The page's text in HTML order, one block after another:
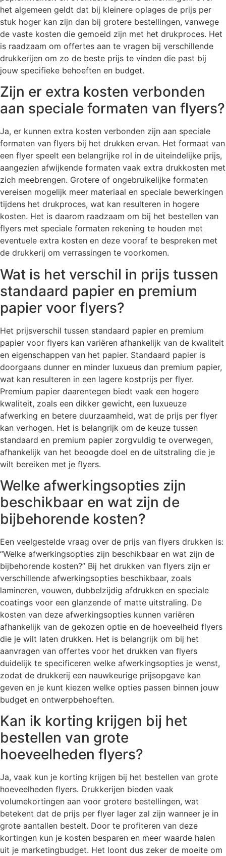
het algemeen geldt dat bij kleinere oplages de prijs per
stuk hoger kan zijn dan bij grotere bestellingen, vanwege
de vaste kosten die gemoeid zijn met het drukproces. Het
is raadzaam om offertes aan te vragen bij verschillende
drukkerijen om zo de beste prijs te vinden die past bij
jouw specifieke behoeften en budget.
Zijn er extra kosten verbonden
aan speciale formaten van flyers?
Ja, er kunnen extra kosten verbonden zijn aan speciale
formaten van flyers bij het drukken ervan. Het formaat van
een flyer speelt een belangrijke rol in de uiteindelijke prijs,
aangezien afwijkende formaten vaak extra drukkosten met
zich meebrengen. Grotere of ongebruikelijke formaten
vereisen mogelijk meer materiaal en speciale bewerkingen
tijdens het drukproces, wat kan resulteren in hogere
kosten. Het is daarom raadzaam om bij het bestellen van
flyers met speciale formaten rekening te houden met
eventuele extra kosten en deze vooraf te bespreken met
de drukkerij om verrassingen te voorkomen.
Wat is het verschil in prijs tussen
standaard papier en premium
papier voor flyers?
Het prijsverschil tussen standaard papier en premium
papier voor flyers kan variëren afhankelijk van de kwaliteit
en eigenschappen van het papier. Standaard papier is
doorgaans dunner en minder luxueus dan premium papier,
wat kan resulteren in een lagere kostprijs per flyer.
Premium papier daarentegen biedt vaak een hogere
kwaliteit, zoals een dikker gewicht, een luxueuze
afwerking en betere duurzaamheid, wat de prijs per flyer
kan verhogen. Het is belangrijk om de keuze tussen
standaard en premium papier zorgvuldig te overwegen,
afhankelijk van het beoogde doel en de uitstraling die je
wilt bereiken met je flyers.
Welke afwerkingsopties zijn
beschikbaar en wat zijn de
bijbehorende kosten?
Een veelgestelde vraag over de prijs van flyers drukken is:
“Welke afwerkingsopties zijn beschikbaar en wat zijn de
bijbehorende kosten?” Bij het drukken van flyers zijn er
verschillende afwerkingsopties beschikbaar, zoals
lamineren, vouwen, dubbelzijdig afdrukken en speciale
coatings voor een glanzende of matte uitstraling. De
kosten van deze afwerkingsopties kunnen variëren
afhankelijk van de gekozen optie en de hoeveelheid flyers
die je wilt laten drukken. Het is belangrijk om bij het
aanvragen van offertes voor het drukken van flyers
duidelijk te specificeren welke afwerkingsopties je wenst,
zodat de drukkerij een nauwkeurige prijsopgave kan
geven en je kunt kiezen welke opties passen binnen jouw
budget en ontwerpbehoeften.
Kan ik korting krijgen bij het
bestellen van grote
hoeveelheden flyers?
Ja, vaak kun je korting krijgen bij het bestellen van grote
hoeveelheden flyers. Drukkerijen bieden vaak
volumekortingen aan voor grotere bestellingen, wat
betekent dat de prijs per flyer lager zal zijn wanneer je in
grote aantallen bestelt. Door te profiteren van deze
kortingen kun je kosten besparen en meer waarde halen
uit je marketingbudget. Het loont dus zeker de moeite om